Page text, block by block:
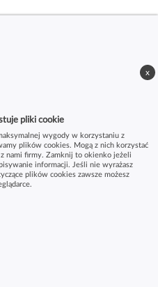
pliki cookie
wygody w korzystaniu z
plików cookies. Mogą z nich korzystać
z nami firmy. Zamknij to okienko jeżeli
informacji. Jeśli nie wyrażasz
plików cookies zawsze możesz
x